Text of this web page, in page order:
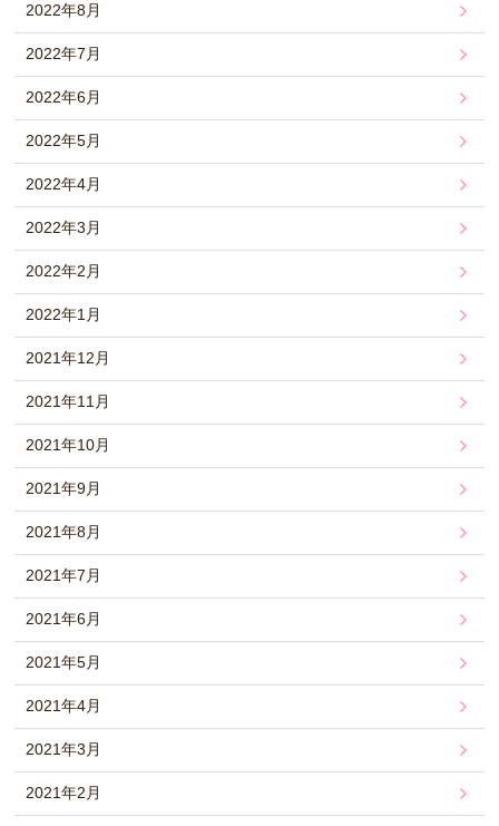
2022年8月
2022年7月
2022年6月
2022年5月
2022年4月
2022年3月
2022年2月
2022年1月
2021年12月
2021年11月
2021年10月
2021年9月
2021年8月
2021年7月
2021年6月
2021年5月
2021年4月
2021年3月
2021年2月